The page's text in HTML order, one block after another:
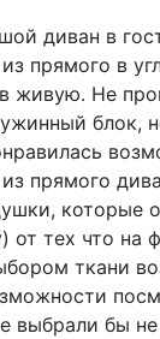
диван в
прямого в
живую. Не
блок,
прямого
которые
от тех что на
ткани
выбрали бы